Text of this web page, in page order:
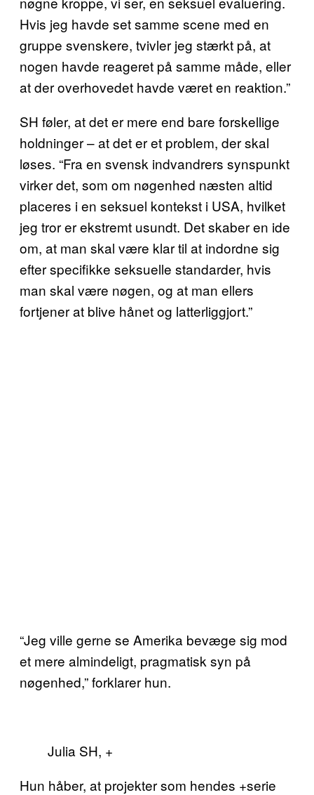
Hvis jeg havde set samme scene med en
gruppe svenskere, tvivler jeg stærkt på, at
nogen havde reageret på samme måde, eller
at der overhovedet havde været en reaktion.”
SH føler, at det er mere end bare forskellige
holdninger – at det er et problem, der skal
løses. “Fra en svensk indvandrers synspunkt
virker det, som om nøgenhed næsten altid
placeres i en seksuel kontekst i USA, hvilket
jeg tror er ekstremt usundt. Det skaber en ide
om, at man skal være klar til at indordne sig
efter specifikke seksuelle standarder, hvis
man skal være nøgen, og at man ellers
fortjener at blive hånet og latterliggjort.”
“Jeg ville gerne se Amerika bevæge sig mod
et mere almindeligt, pragmatisk syn på
nøgenhed,” forklarer hun.
Julia SH, +
Hun håber, at projekter som hendes +serie